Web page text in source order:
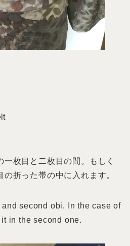
枚目と二枚目の間。もしく
折った帯の中に入れます。
second obi. In the case of
in the second one.